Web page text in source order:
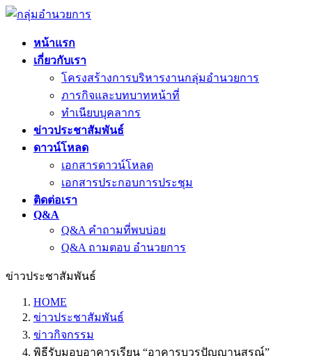
หน้าแรก
เกี่ยวกับเรา
โครงสร้างการบริหารงานกลุ่มอำนวยการ
ภารกิจและบทบาทหน้าที่
ทำเนียบบุคลากร
ข่าวประชาสัมพันธ์
ดาวน์โหลด
เอกสารดาวน์โหลด
เอกสารประกอบการประชุม
ติดต่อเรา
Q&A
Q&A คำถามที่พบบ่อย
Q&A ถามตอบ อำนวยการ
ข่าวประชาสัมพันธ์
HOME
ข่าวประชาสัมพันธ์
ข่าวกิจกรรม
พิธีรับมอบอาคารเรียน “อาคารบวรปัญญานุสรณ์”